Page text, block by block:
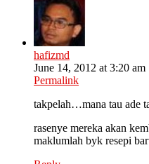
hafizmd
June 14, 2012 at 3:20 am
Permalink
takpelah…mana tau ade
rasenye mereka akan
maklumlah byk resepi